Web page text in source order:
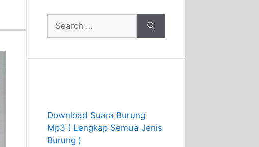
Search
for:
Download Suara Burung
Mp3 ( Lengkap Semua Jenis
Burung )